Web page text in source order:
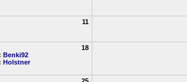
11
18
Benki92
Holstner